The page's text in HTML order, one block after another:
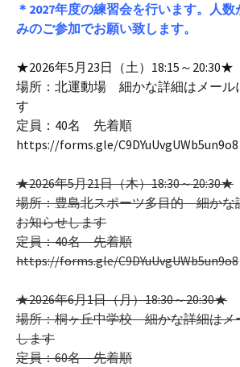
＊2027年度の練習会を行います。人
みのご参加でお願い致します。
★2026年5月23日（土）18:15～20:30★
場所：北運動場 細かな詳細はメール
す
定員：40名 先着順
https://forms.gle/C9DYuUvgUWb5un9o8
★2026年5月21日（木）18:30～20:30★
場所：豊島北スポーツ多目的 細かな
お知らせします
定員：40名 先着順
https://forms.gle/C9DYuUvgUWb5un9o8
★2026年6月1日（月）18:30～20:30★
場所：桐ヶ丘中学校 細かな詳細はメ
します
定員：60名 先着順